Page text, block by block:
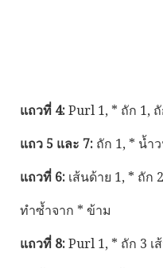
แถวที่ 4: Purl 1, * ถัก 1,
แถว 5 และ 7: ถัก 1, * น้ำ
แถวที่ 6: เส้นด้าย 1, * ถัก
ทำซ้ำจาก * ข้าม
แถวที่ 8: Purl 1, * ถัก 3 เ